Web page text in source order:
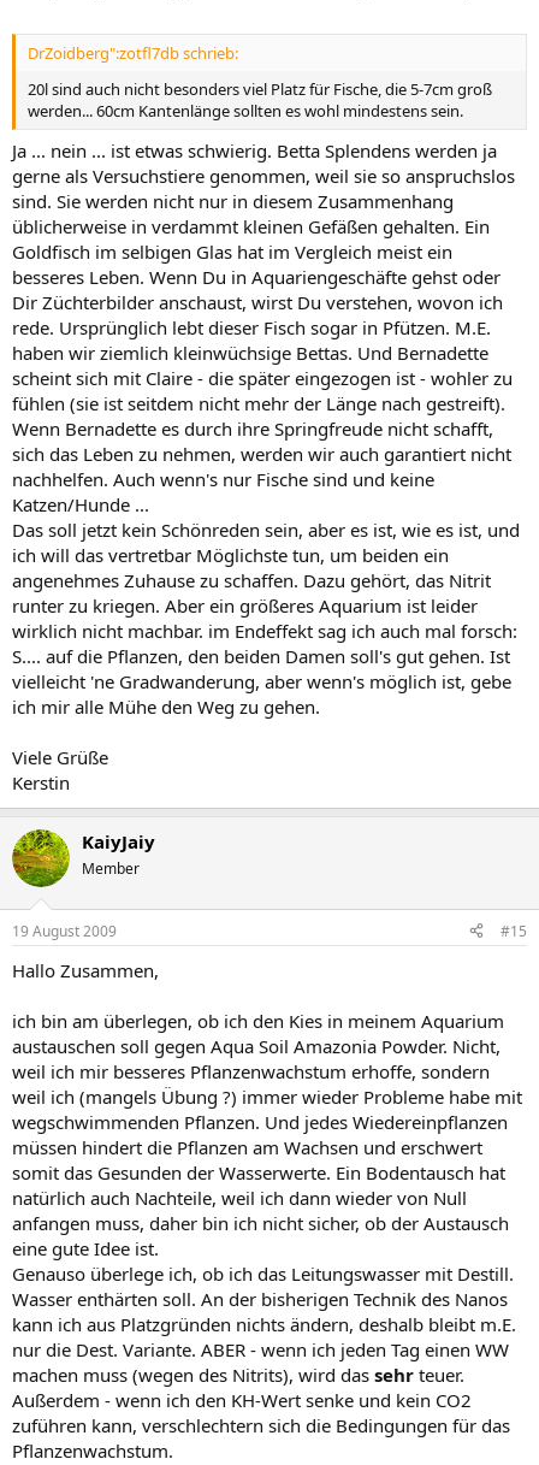
DrZoidberg":zotfl7db schrieb:
20l sind auch nicht besonders viel Platz für Fische, die 5-7cm groß
werden... 60cm Kantenlänge sollten es wohl mindestens sein.
Ja ... nein ... ist etwas schwierig. Betta Splendens werden ja
gerne als Versuchstiere genommen, weil sie so anspruchslos
sind. Sie werden nicht nur in diesem Zusammenhang
üblicherweise in verdammt kleinen Gefäßen gehalten. Ein
Goldfisch im selbigen Glas hat im Vergleich meist ein
besseres Leben. Wenn Du in Aquariengeschäfte gehst oder
Dir Züchterbilder anschaust, wirst Du verstehen, wovon ich
rede. Ursprünglich lebt dieser Fisch sogar in Pfützen. M.E.
haben wir ziemlich kleinwüchsige Bettas. Und Bernadette
scheint sich mit Claire - die später eingezogen ist - wohler zu
fühlen (sie ist seitdem nicht mehr der Länge nach gestreift).
Wenn Bernadette es durch ihre Springfreude nicht schafft,
sich das Leben zu nehmen, werden wir auch garantiert nicht
nachhelfen. Auch wenn's nur Fische sind und keine
Katzen/Hunde ...
Das soll jetzt kein Schönreden sein, aber es ist, wie es ist, und
ich will das vertretbar Möglichste tun, um beiden ein
angenehmes Zuhause zu schaffen. Dazu gehört, das Nitrit
runter zu kriegen. Aber ein größeres Aquarium ist leider
wirklich nicht machbar. im Endeffekt sag ich auch mal forsch:
S.... auf die Pflanzen, den beiden Damen soll's gut gehen. Ist
vielleicht 'ne Gradwanderung, aber wenn's möglich ist, gebe
ich mir alle Mühe den Weg zu gehen.
Viele Grüße
Kerstin
KaiyJaiy
Member
19 August 2009 #15
Hallo Zusammen,
ich bin am überlegen, ob ich den Kies in meinem Aquarium
austauschen soll gegen Aqua Soil Amazonia Powder. Nicht,
weil ich mir besseres Pflanzenwachstum erhoffe, sondern
weil ich (mangels Übung ?) immer wieder Probleme habe mit
wegschwimmenden Pflanzen. Und jedes Wiedereinpflanzen
müssen hindert die Pflanzen am Wachsen und erschwert
somit das Gesunden der Wasserwerte. Ein Bodentausch hat
natürlich auch Nachteile, weil ich dann wieder von Null
anfangen muss, daher bin ich nicht sicher, ob der Austausch
eine gute Idee ist.
Genauso überlege ich, ob ich das Leitungswasser mit Destill.
Wasser enthärten soll. An der bisherigen Technik des Nanos
kann ich aus Platzgründen nichts ändern, deshalb bleibt m.E.
nur die Dest. Variante. ABER - wenn ich jeden Tag einen WW
machen muss (wegen des Nitrits), wird das sehr teuer.
Außerdem - wenn ich den KH-Wert senke und kein CO2
zuführen kann, verschlechtern sich die Bedingungen für das
Pflanzenwachstum.